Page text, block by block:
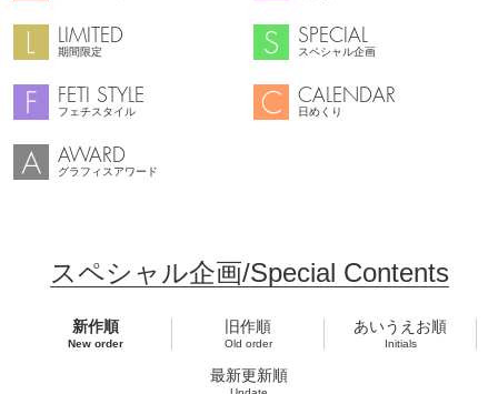
LIMITED
期間限定
SPECIAL
スペシャル企画
FETI STYLE
フェチスタイル
CALENDAR
日めくり
AWARD
グラフィスアワード
スペシャル企画/Special Contents
新作順
New order
旧作順
Old order
あいうえお順
Initials
最新更新順